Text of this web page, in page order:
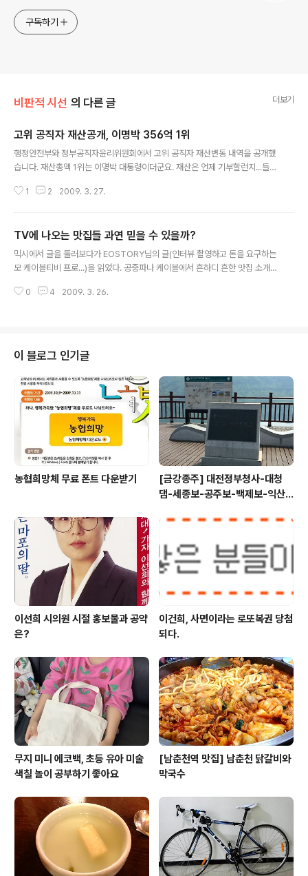
구독하기
비판적 시선 의 다른 글 더보기
고위 공직자 재산공개, 이명박 356억 1위
행정안전부와 정부공직자윤리위원회에서 고위 공직자 재산변동 내역을 공개했
습니다. 재산총액 1위는 이명박 대통령이더군요. 재산은 언제 기부할런지...들은
을 할지 모르겠습니다. 삼성 장학생들의 활약을 보면 조금 예측이 되기는 합니
저 정도는 되야 중산층이라고 말할 수 있을거 같아요. 배우 20년하면 자기정도
재산 모을수 있다고 말한 유인촌 장관은 재산이 좀 줄었네요. 펀드와 주식 하락
때문에.... 출세하기 힘든 세상입니다. 인도의 카스트보다 더한 계급사회가 도래
1 2 2009. 3. 27.
TV에 나오는 맛집들 과연 믿을 수 있을까?
믹시에서 글을 둘러보다가 EOSTORY님의 글(인터뷰 촬영하고 돈을 요구하는
모 케이블티비 프로...)을 읽었다. 공중파나 케이블에서 흔하디 흔한 맛집 소개
특히 케이블엔 자체 제작이 아닌 외주 프로그램이 대부분인데 외주제작사에서
주관적인 분야이고 분명 맛집 소개를 보고 가서 먹어보면 맛있는 집도 있다. 내
가 말하려고 하는 것은 맛집 소개 프로그램의 공정성 문제이다. 나와 아주 친한
후배가 군대를 다녀..
0 4 2009. 3. 26.
이 블로그 인기글
농협희망체 무료 폰트 다운받기
[금강종주] 대전정부청사-대청
댐-세종보-공주보-백제보-익산
이선희 시의원 시절 홍보물과 공약
은?
이건희, 사면이라는 로또복권 당첨
되다.
무지 미니 에코백, 초등 유아 미술
색칠 놀이 공부하기 좋아요
[남춘천역 맛집] 남춘천 닭갈비와
막국수